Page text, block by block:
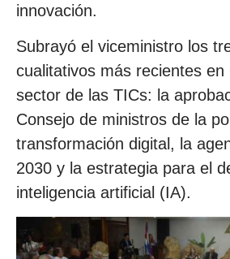
innovación.
Subrayó el viceministro los
cualitativos más recientes en
sector de las TICs: la
Consejo de ministros de la
transformación digital, la
2030 y la estrategia para el
inteligencia artificial (IA).